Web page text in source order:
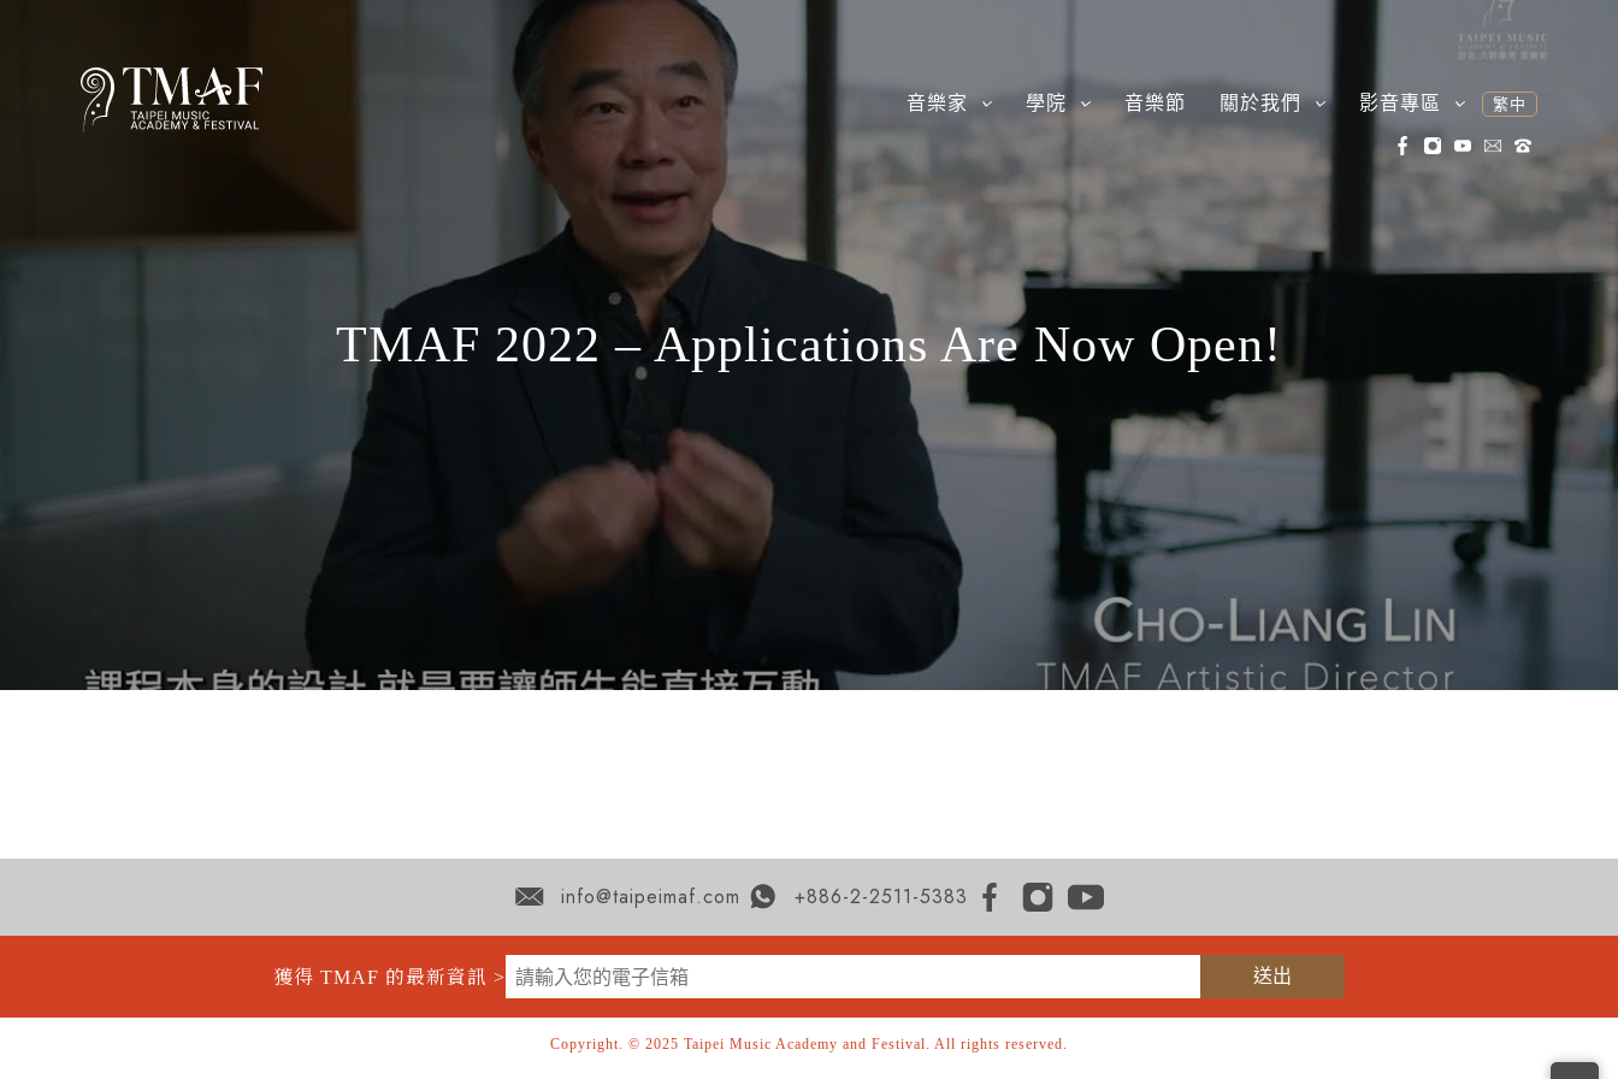
音樂家 學院 音樂節 關於我們 影音專區 繁中
TMAF 2022 – Applications Are Now Open!
info@taipeimaf.com +886-2-2511-5383
獲得 TMAF 的最新資訊 >
Copyright. © 2025 Taipei Music Academy and Festival. All rights reserved.